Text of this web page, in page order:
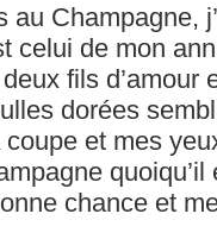
au Champagne,
celui de mon
fils d’amour
dorées
et mes
chance et